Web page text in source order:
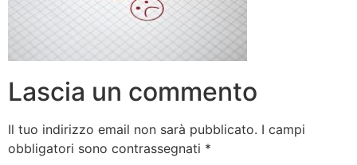
Lascia un commento
Il tuo indirizzo email non sarà pubblicato. I campi
obbligatori sono contrassegnati *